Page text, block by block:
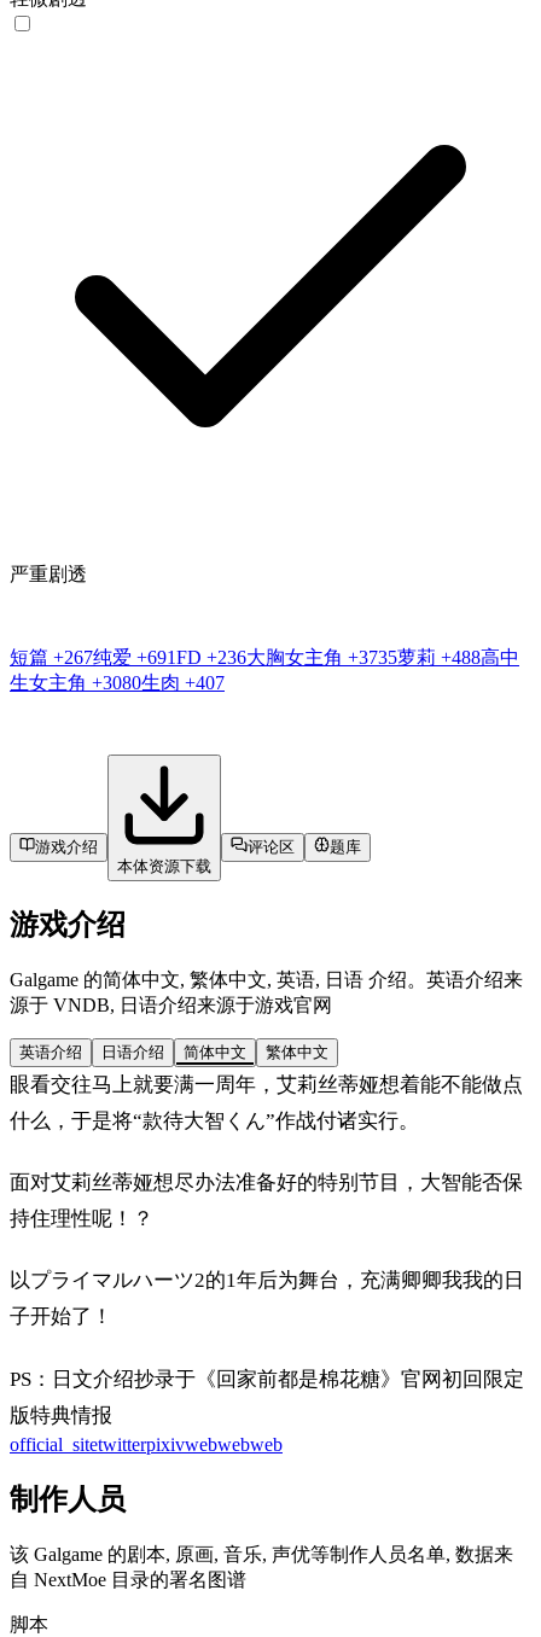
严重剧透
短篇 +267纯爱 +691FD +236大胸女主角 +3735萝莉 +488高中
生女主角 +3080生肉 +407
游戏介绍
本体资源下载
评论区 题库
游戏介绍
Galgame 的简体中文, 繁体中文, 英语, 日语 介绍。英语介绍来
源于 VNDB, 日语介绍来源于游戏官网
英语介绍 日语介绍 简体中文 繁体中文
眼看交往马上就要满一周年，艾莉丝蒂娅想着能不能做点
什么，于是将“款待大智くん”作战付诸实行。
面对艾莉丝蒂娅想尽办法准备好的特别节目，大智能否保
持住理性呢！？
以プライマルハーツ2的1年后为舞台，充满卿卿我我的日
子开始了！
PS：日文介绍抄录于《回家前都是棉花糖》官网初回限定
版特典情报
official_sitetwitterpixivwebwebweb
制作人员
该 Galgame 的剧本, 原画, 音乐, 声优等制作人员名单, 数据来
自 NextMoe 目录的署名图谱
脚本